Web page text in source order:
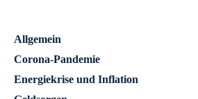
Allgemein
Corona-Pandemie
Energiekrise und Inflation